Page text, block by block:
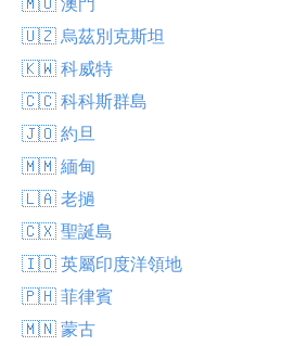
🇺🇿 烏茲別克斯坦
🇰🇼 科威特
🇨🇨 科科斯群島
🇯🇴 約旦
🇲🇲 緬甸
🇱🇦 老撾
🇨🇽 聖誕島
🇮🇴 英屬印度洋領地
🇵🇭 菲律賓
🇲🇳 蒙古